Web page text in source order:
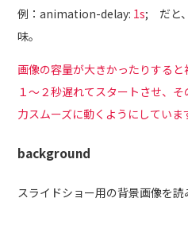
例：animation-delay: 1s; だと
味。
画像の容量が大きかったりすると
１〜２秒遅れてスタートさせ、
力スムーズに動くようにしていま
background
スライドショー用の背景画像を読